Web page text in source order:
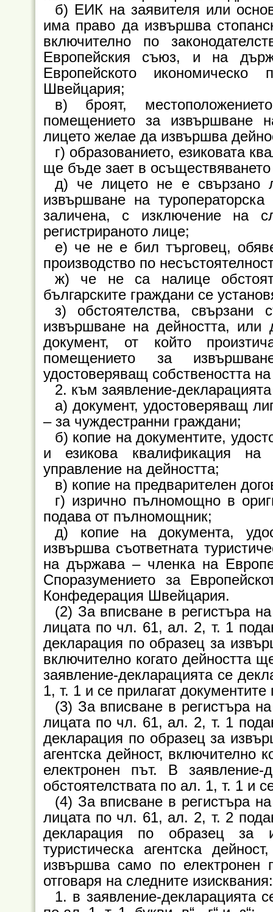
б) ЕИК на заявителя или
има право да извършва
включително по
Европейския съюз, и на
Европейското
Швейцария;
в) броят,
помещението за извършване
лицето желае да извършва
г) образованието, езиковата
ще бъде зает в
д) че лицето не е свързано
извършване на
заличена, с изключение на
регистрираното лице;
е) че не е бил търговец,
производство по
ж) че не са налице
българските граждани се
з) обстоятелства, свързани
извършване на дейността, или
документ, от който
помещението за
удостоверяващ собствеността
2. към заявление-декларацията
а) документ, удостоверяващ
– за чуждестранни граждани;
б) копие на документите,
и езикова квалификация
управление на дейността;
в) копие на предварителен
г) изрично пълномощно в
подава от пълномощник;
д) копие на документа,
извършва съответната
на държава – членка на
Споразумението за
Конфедерация Швейцария.
(2) За вписване в регистъра на
лицата по чл. 61, ал. 2, т. 1
декларация по образец за
включително когато дейността
заявление-декларацията се
1, т. 1 и се прилагат
(3) За вписване в регистъра на
лицата по чл. 61, ал. 2, т. 1
декларация по образец за
агентска дейност, включително
електронен път. В заявление-
обстоятелствата по ал. 1, т. 1 и
(4) За вписване в регистъра на
лицата по чл. 61, ал. 2, т. 2
декларация по образец за
туристическа агентска
извършва само по електронен
отговаря на следните изисквания:
1. в заявление-декларацията